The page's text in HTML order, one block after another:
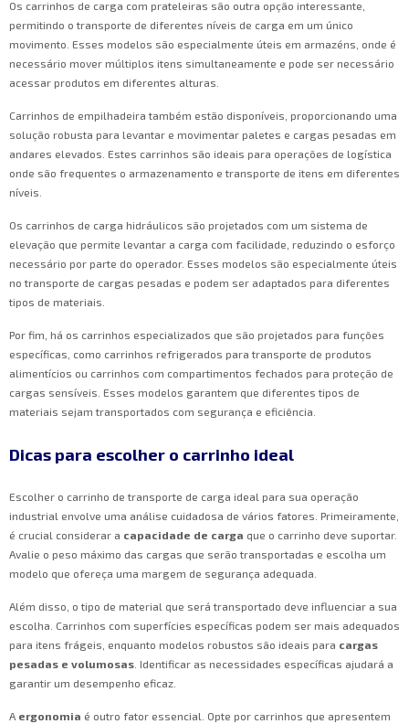
Os carrinhos de carga com prateleiras são outra opção interessante,
permitindo o transporte de diferentes níveis de carga em um único
movimento. Esses modelos são especialmente úteis em armazéns, onde é
necessário mover múltiplos itens simultaneamente e pode ser necessário
acessar produtos em diferentes alturas.
Carrinhos de empilhadeira também estão disponíveis, proporcionando uma
solução robusta para levantar e movimentar paletes e cargas pesadas em
andares elevados. Estes carrinhos são ideais para operações de logística
onde são frequentes o armazenamento e transporte de itens em diferentes
níveis.
Os carrinhos de carga hidráulicos são projetados com um sistema de
elevação que permite levantar a carga com facilidade, reduzindo o esforço
necessário por parte do operador. Esses modelos são especialmente úteis
no transporte de cargas pesadas e podem ser adaptados para diferentes
tipos de materiais.
Por fim, há os carrinhos especializados que são projetados para funções
específicas, como carrinhos refrigerados para transporte de produtos
alimentícios ou carrinhos com compartimentos fechados para proteção de
cargas sensíveis. Esses modelos garantem que diferentes tipos de
materiais sejam transportados com segurança e eficiência.
Dicas para escolher o carrinho ideal
Escolher o carrinho de transporte de carga ideal para sua operação
industrial envolve uma análise cuidadosa de vários fatores. Primeiramente,
é crucial considerar a capacidade de carga que o carrinho deve suportar.
Avalie o peso máximo das cargas que serão transportadas e escolha um
modelo que ofereça uma margem de segurança adequada.
Além disso, o tipo de material que será transportado deve influenciar a sua
escolha. Carrinhos com superfícies específicas podem ser mais adequados
para itens frágeis, enquanto modelos robustos são ideais para cargas
pesadas e volumosas . Identificar as necessidades específicas ajudará a
garantir um desempenho eficaz.
A ergonomia é outro fator essencial. Opte por carrinhos que apresentem